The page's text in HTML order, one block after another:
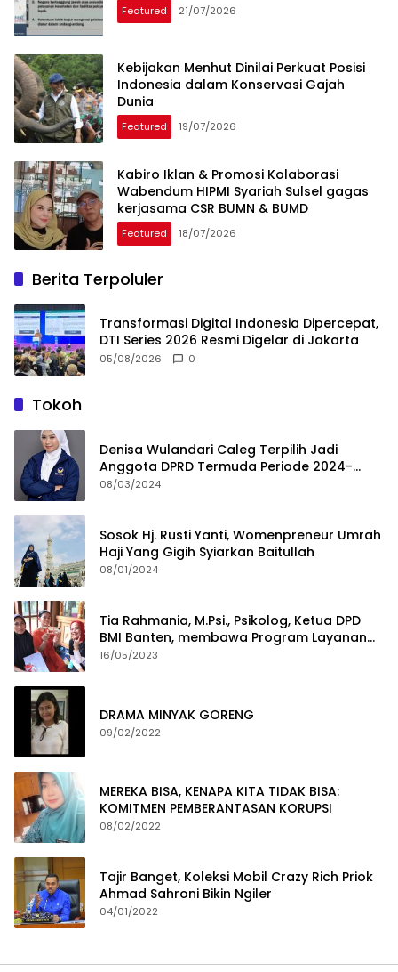
Featured 21/07/2026
Kebijakan Menhut Dinilai Perkuat Posisi
Indonesia dalam Konservasi Gajah
Dunia
Featured 19/07/2026
Kabiro Iklan & Promosi Kolaborasi
Wabendum HIPMI Syariah Sulsel gagas
kerjasama CSR BUMN & BUMD
Featured 18/07/2026
Berita Terpoluler
Transformasi Digital Indonesia Dipercepat,
DTI Series 2026 Resmi Digelar di Jakarta
05/08/2026 0
Tokoh
Denisa Wulandari Caleg Terpilih Jadi
Anggota DPRD Termuda Periode 2024-
2029
08/03/2024
Sosok Hj. Rusti Yanti, Womenpreneur Umrah
Haji Yang Gigih Syiarkan Baitullah
08/01/2024
Tia Rahmania, M.Psi., Psikolog, Ketua DPD
BMI Banten, membawa Program Layanan
Pembuatan Dokumen Kependudukan
16/05/2023
DRAMA MINYAK GORENG
09/02/2022
MEREKA BISA, KENAPA KITA TIDAK BISA:
KOMITMEN PEMBERANTASAN KORUPSI
08/02/2022
Tajir Banget, Koleksi Mobil Crazy Rich Priok
Ahmad Sahroni Bikin Ngiler
04/01/2022